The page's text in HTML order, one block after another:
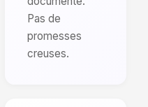
Pas de
promesses
creuses.